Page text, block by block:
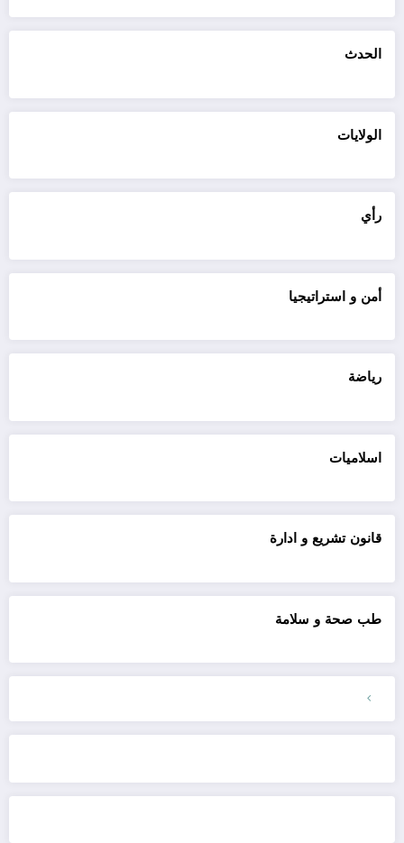
الحدث
الولايات
رأي
أمن و استراتيجيا
رياضة
اسلاميات
قانون تشريع و ادارة
طب صحة و سلامة